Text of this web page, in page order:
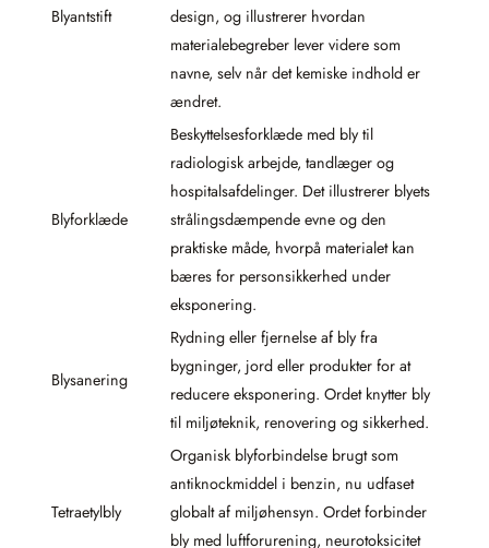
Blyantstift
design, og illustrerer hvordan
materialebegreber lever videre som
navne, selv når det kemiske indhold er
ændret.
Blyforklæde
Beskyttelsesforklæde med bly til
radiologisk arbejde, tandlæger og
hospitalsafdelinger. Det illustrerer blyets
strålingsdæmpende evne og den
praktiske måde, hvorpå materialet kan
bæres for personsikkerhed under
eksponering.
Blysanering
Rydning eller fjernelse af bly fra
bygninger, jord eller produkter for at
reducere eksponering. Ordet knytter bly
til miljøteknik, renovering og sikkerhed.
Tetraetylbly
Organisk blyforbindelse brugt som
antiknockmiddel i benzin, nu udfaset
globalt af miljøhensyn. Ordet forbinder
bly med luftforurening, neurotoksicitet